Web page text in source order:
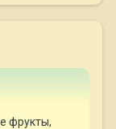
фрукты,